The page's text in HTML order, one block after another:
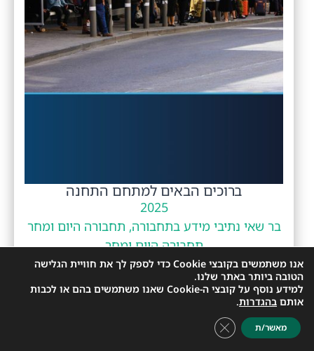
ברוכים הבאים למתחם התחנה
2025
בר שאי נתיבי מידע בתחבורה, תחבורה היום ומחר
תחבורה היום ומחר
בר שאי,תחנה, תחנות אוטובוס
אנו משתמשים בקובצי Cookie כדי לספק לך את חוויית הגלישה
הטובה ביותר באתר שלנו.
למידע נוסף על קובצי ה-Cookie שאנו משתמשים בהם או לכבות
אותם בהגדרות.
מאשר/ת Close GDPR Cookie Banner